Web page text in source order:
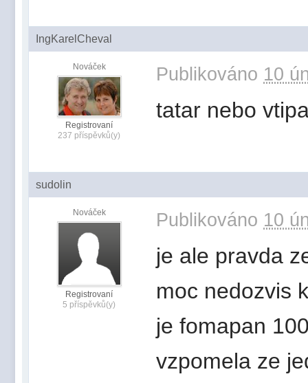
IngKarelCheval
Nováček
Registrovaní
237 příspěvků(y)
Publikováno 10
tatar nebo
sudolin
Nováček
Registrovaní
5 příspěvků(y)
Publikováno 10
je ale pravda
moc nedozvis
je fomapan
vzpomela ze